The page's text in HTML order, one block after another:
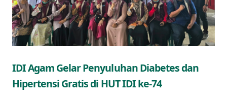
IDI Agam Gelar Penyuluhan Diabetes dan
Hipertensi Gratis di HUT IDI ke-74